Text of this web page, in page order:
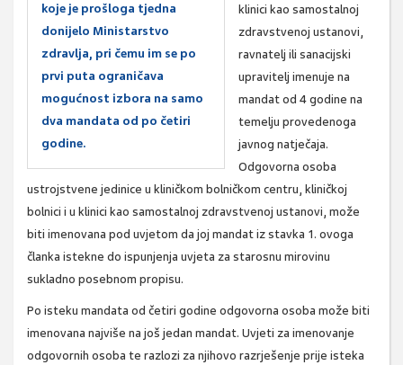
koje je prošloga tjedna
donijelo Ministarstvo
zdravlja, pri čemu im se po
prvi puta ograničava
mogućnost izbora na samo
dva mandata od po četiri
godine.
klinici kao samostalnoj
zdravstvenoj ustanovi,
ravnatelj ili sanacijski
upravitelj imenuje na
mandat od 4 godine na
temelju provedenoga
javnog natječaja.
Odgovorna osoba
ustrojstvene jedinice u kliničkom bolničkom centru, kliničkoj
bolnici i u klinici kao samostalnoj zdravstvenoj ustanovi, može
biti imenovana pod uvjetom da joj mandat iz stavka 1. ovoga
članka istekne do ispunjenja uvjeta za starosnu mirovinu
sukladno posebnom propisu.
Po isteku mandata od četiri godine odgovorna osoba može biti
imenovana najviše na još jedan mandat. Uvjeti za imenovanje
odgovornih osoba te razlozi za njihovo razrješenje prije isteka